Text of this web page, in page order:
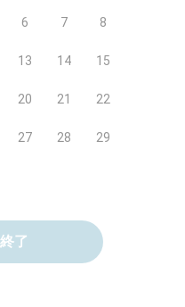
6 7 8
13 14 15
20 21 22
27 28 29
了